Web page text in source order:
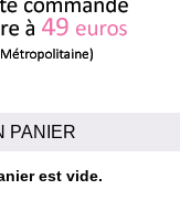
PANIER
est vide.